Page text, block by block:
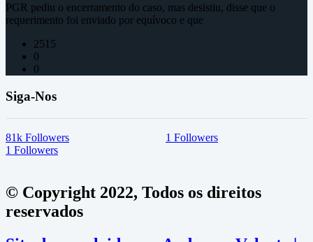
PGR pediu o encerramento do caso, mas desistiu, disse que o
requerimento foi enviado por equívoco e que
2515
0
0
Siga-Nos
81k Followers 1 Followers
1 Followers
© Copyright 2022, Todos os direitos
reservados